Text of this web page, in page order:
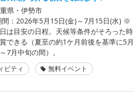
県・伊勢市
： 2026年5月15日(金)～7月15日(水) ※
は目安の日程。天候等条件がそろった時
できる（夏至の約1ケ月前後を基準に5月
7月中旬の間）。
ビティ 無料イベント